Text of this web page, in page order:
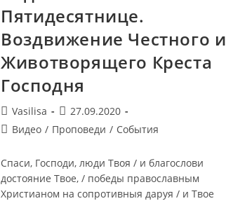
Пятидесятнице.
Воздвижение Честного и
Животворящего Креста
Господня
Vasilisa
27.09.2020
Видео / Проповеди / События
Спаси, Господи, люди Твоя / и благослови
достояние Твое, / победы православным
Христианом на сопротивныя даруя / и Твое